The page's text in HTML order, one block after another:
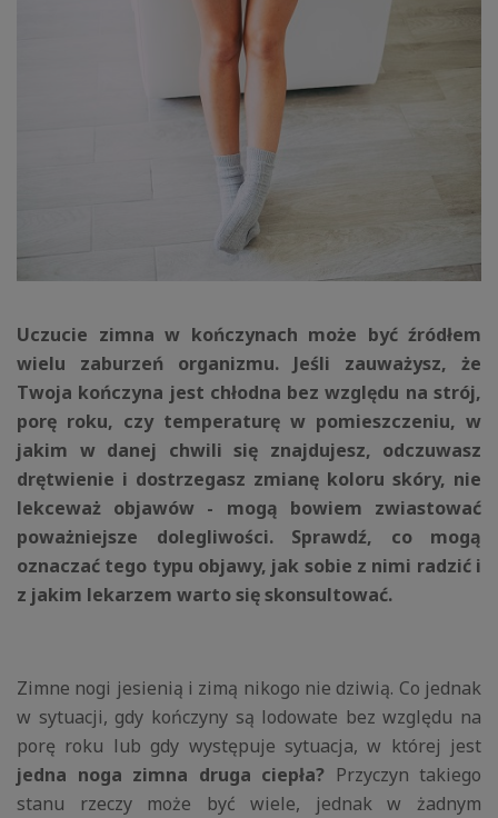
Uczucie zimna w kończynach może być źródłem
wielu zaburzeń organizmu. Jeśli zauważysz, że
Twoja kończyna jest chłodna bez względu na strój,
porę roku, czy temperaturę w pomieszczeniu, w
jakim w danej chwili się znajdujesz, odczuwasz
drętwienie i dostrzegasz zmianę koloru skóry, nie
lekceważ objawów - mogą bowiem zwiastować
poważniejsze dolegliwości. Sprawdź, co mogą
oznaczać tego typu objawy, jak sobie z nimi radzić i
z jakim lekarzem warto się skonsultować.
Zimne nogi jesienią i zimą nikogo nie dziwią. Co jednak
w sytuacji, gdy kończyny są lodowate bez względu na
porę roku lub gdy występuje sytuacja, w której jest
jedna noga zimna druga ciepła? Przyczyn takiego
stanu rzeczy może być wiele, jednak w żadnym